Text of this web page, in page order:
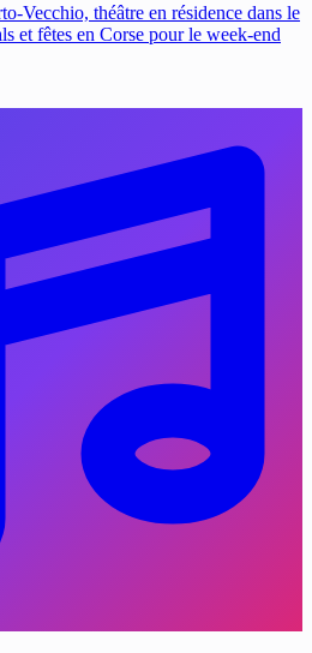
Vecchio, théâtre en résidence dans le
et fêtes en Corse pour le week-end